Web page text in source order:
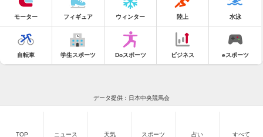
モーター フィギュア ウィンター 陸上 水泳
自転車 学生スポーツ Doスポーツ ビジネス eスポーツ
データ提供：日本中央競馬会
TOP ニュース 天気 スポーツ 占い すべて